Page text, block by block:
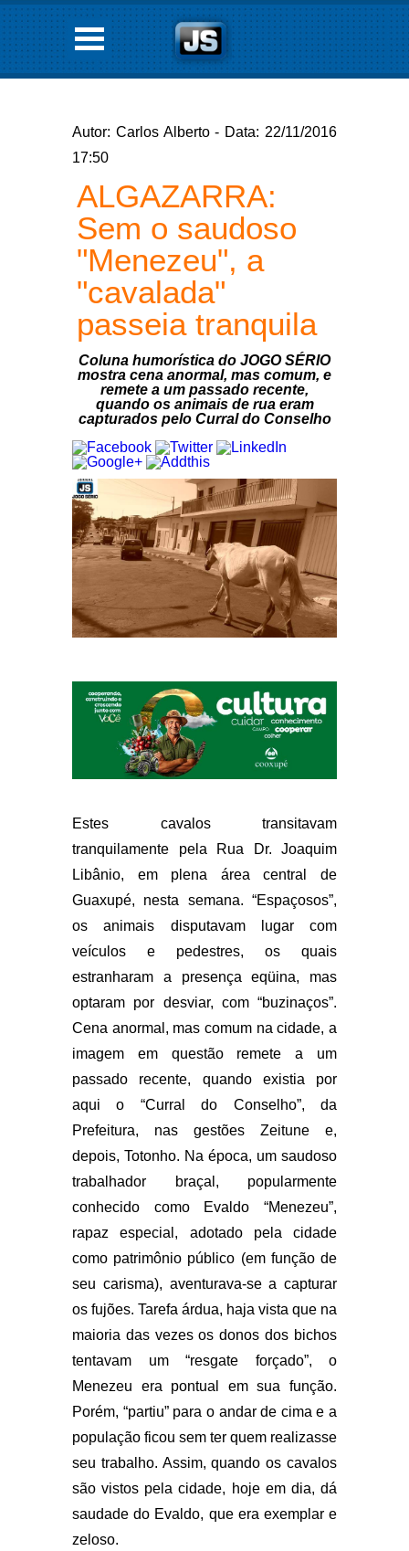
Autor: Carlos Alberto - Data: 22/11/2016
17:50
ALGAZARRA:
Sem o saudoso
"Menezeu", a
"cavalada"
passeia tranquila
Coluna humorística do JOGO SÉRIO
mostra cena anormal, mas comum, e
remete a um passado recente,
quando os animais de rua eram
capturados pelo Curral do Conselho
Estes cavalos transitavam
tranquilamente pela Rua Dr. Joaquim
Libânio, em plena área central de
Guaxupé, nesta semana. “Espaçosos”,
os animais disputavam lugar com
veículos e pedestres, os quais
estranharam a presença eqüina, mas
optaram por desviar, com “buzinaços”.
Cena anormal, mas comum na cidade, a
imagem em questão remete a um
passado recente, quando existia por
aqui o “Curral do Conselho”, da
Prefeitura, nas gestões Zeitune e,
depois, Totonho. Na época, um saudoso
trabalhador braçal, popularmente
conhecido como Evaldo “Menezeu”,
rapaz especial, adotado pela cidade
como patrimônio público (em função de
seu carisma), aventurava-se a capturar
os fujões. Tarefa árdua, haja vista que na
maioria das vezes os donos dos bichos
tentavam um “resgate forçado”, o
Menezeu era pontual em sua função.
Porém, “partiu” para o andar de cima e a
população ficou sem ter quem realizasse
seu trabalho. Assim, quando os cavalos
são vistos pela cidade, hoje em dia, dá
saudade do Evaldo, que era exemplar e
zeloso.